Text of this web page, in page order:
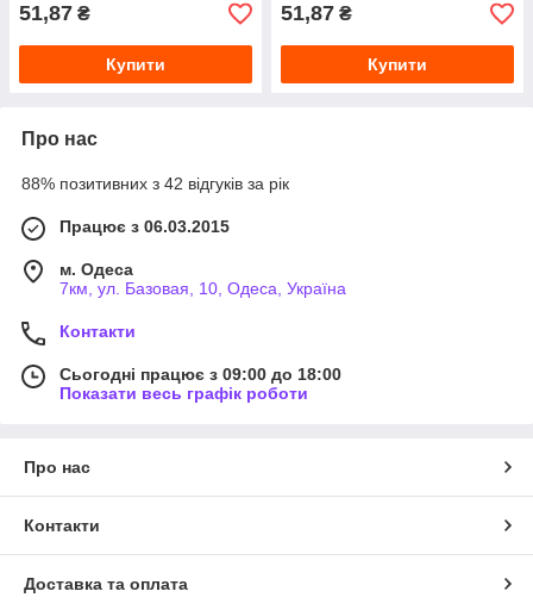
51,87 ₴
Купити
51,87 ₴
Купити
Про нас
88% позитивних з 42 відгуків за рік
Працює з 06.03.2015
м. Одеса
7км, ул. Базовая, 10, Одеса, Україна
Контакти
Сьогодні працює з 09:00 до 18:00
Показати весь графік роботи
Про нас
Контакти
Доставка та оплата